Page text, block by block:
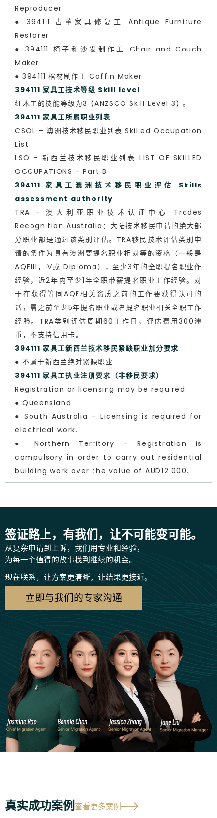
Reproducer
● 394111 古董家具修复工 Antique Furniture
Restorer
● 394111 椅子和沙发制作工 Chair and Couch
Maker
● 394111 棺材制作工 Coffin Maker
394111 家具工技术等级 Skill level
细木工的技能等级为3 (ANZSCO Skill Level 3) 。
394111 家具工所属职业列表
CSOL – 澳洲技术移民职业列表 Skilled Occupation
List
LSO – 新西兰技术移民职业列表 LIST OF SKILLED
OCCUPATIONS – Part B
394111 家具工澳洲技术移民职业评估 Skills
assessment authority
TRA – 澳大利亚职业技术认证中心 Trades
Recognition Australia：大陆技术移民申请的绝大部
分职业都是通过该类别评估。TRA移民技术评估类别申
请的条件为具有澳洲要提名职业相对等的资格（一般是
AQFIII，IV或 Diploma），至少3年的全职提名职业作
经验，近2年内至少1年全职带薪提名职业工作经验。对
于在获得等同AQF相关资质之前的工作要获得认可的
话，需之前至少5年提名职业或者提名职业相关全职工作
经验。TRA类别评估周期60工作日，评估费用300澳
币，不支持信用卡。
394111 家具工新西兰技术移民紧缺职业加分要求
● 不属于新西兰绝对紧缺职业
394111 家具工执业注册要求（非移民要求）
Registration or licensing may be required.
● Queensland
● South Australia – Licensing is required for
electrical work.
● Northern Territory – Registration is
compulsory in order to carry out residential
building work over the value of AUD12 000.
签证路上，有我们，让不可能变可能。
从复杂申请到上诉，我们用专业和经验，
为每一个值得的故事找到继续的机会。
现在联系，让方案更清晰，让结果更接近。
立即与我们的专家沟通
真实成功案例查看更多案例